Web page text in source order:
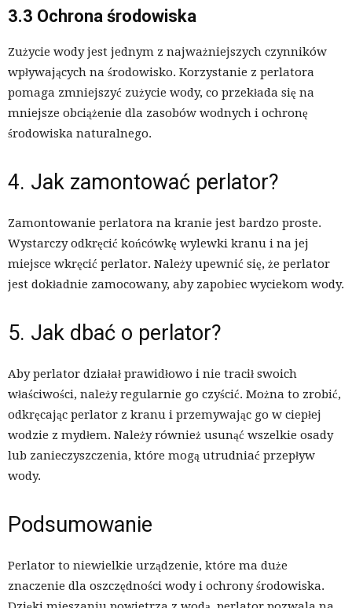
3.3 Ochrona środowiska
Zużycie wody jest jednym z najważniejszych czynników
wpływających na środowisko. Korzystanie z perlatora
pomaga zmniejszyć zużycie wody, co przekłada się na
mniejsze obciążenie dla zasobów wodnych i ochronę
środowiska naturalnego.
4. Jak zamontować perlator?
Zamontowanie perlatora na kranie jest bardzo proste.
Wystarczy odkręcić końcówkę wylewki kranu i na jej
miejsce wkręcić perlator. Należy upewnić się, że perlator
jest dokładnie zamocowany, aby zapobiec wyciekom wody.
5. Jak dbać o perlator?
Aby perlator działał prawidłowo i nie tracił swoich
właściwości, należy regularnie go czyścić. Można to zrobić,
odkręcając perlator z kranu i przemywając go w ciepłej
wodzie z mydłem. Należy również usunąć wszelkie osady
lub zanieczyszczenia, które mogą utrudniać przepływ
wody.
Podsumowanie
Perlator to niewielkie urządzenie, które ma duże
znaczenie dla oszczędności wody i ochrony środowiska.